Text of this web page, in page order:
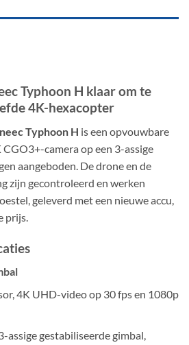
Typhoon H klaar om te
4K-hexacopter
Typhoon H is een opvouwbare
camera op een 3-assige
aangeboden. De drone en de
zijn gecontroleerd en werken
geleverd met een nieuwe accu,
prijs.
4K UHD-video op 30 fps en 1080p
assige gestabiliseerde gimbal,